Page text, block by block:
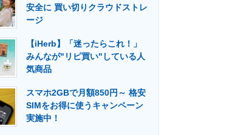
建設×テクノロジーの最前線
安全に 買い切りクラウドストレ
ージ
【iHerb】「迷ったらこれ！」
みんなが"リピ買い"している人
気商品
スマホ2GBで月額850円～ 格安
SIMをお得に使うキャンペーン
実施中！